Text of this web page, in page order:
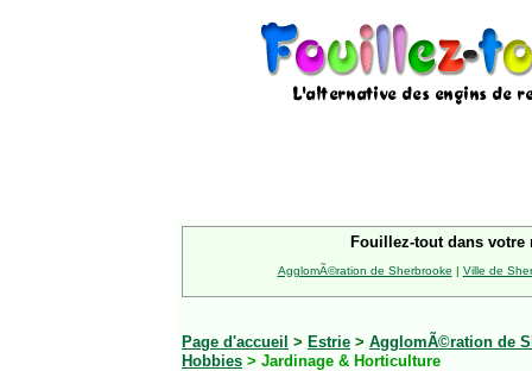
Fouillez-tout dans votre
AgglomÃ©ration de Sherbrooke | Ville de
Page d'accueil > Estrie > AgglomÃ©ration de
Hobbies > Jardinage & Horticulture